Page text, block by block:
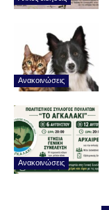
Ανακοινώσεις
Ανακοινώσεις